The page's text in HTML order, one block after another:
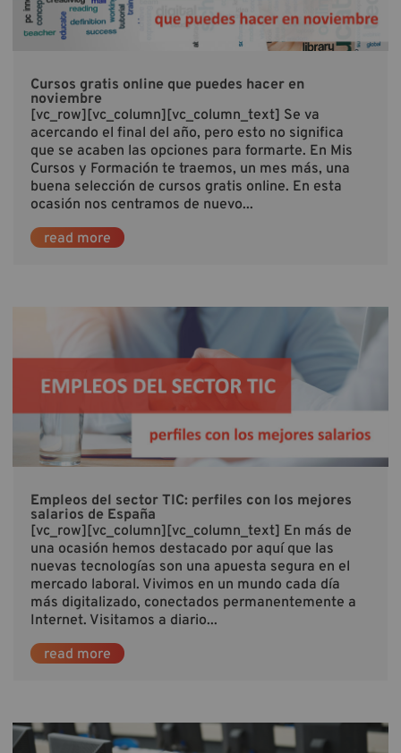
Cursos gratis online que puedes hacer en
noviembre
[vc_row][vc_column][vc_column_text] Se va
acercando el final del año, pero esto no significa
que se acaben las opciones para formarte. En Mis
Cursos y Formación te traemos, un mes más, una
buena selección de cursos gratis online. En esta
ocasión nos centramos de nuevo...
read more
Empleos del sector TIC: perfiles con los mejores
salarios de España
[vc_row][vc_column][vc_column_text] En más de
una ocasión hemos destacado por aquí que las
nuevas tecnologías son una apuesta segura en el
mercado laboral. Vivimos en un mundo cada día
más digitalizado, conectados permanentemente a
Internet. Visitamos a diario...
read more